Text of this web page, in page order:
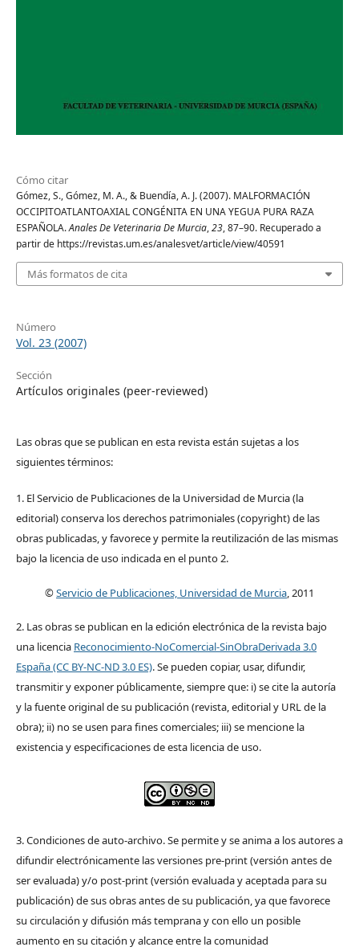
Cómo citar
Gómez, S., Gómez, M. A., & Buendía, A. J. (2007). MALFORMACIÓN
OCCIPITOATLANTOAXIAL CONGÉNITA EN UNA YEGUA PURA RAZA
ESPAÑOLA.Anales De Veterinaria De Murcia,23, 87–90. Recuperado a
partir de https://revistas.um.es/analesvet/article/view/40591
Más formatos de cita
Número
Vol. 23 (2007)
Sección
Artículos originales (peer-reviewed)
Las obras que se publican en esta revista están sujetas a los
siguientes términos:
1. El Servicio de Publicaciones de la Universidad de Murcia (la
editorial) conserva los derechos patrimoniales (copyright) de las
obras publicadas, y favorece y permite la reutilización de las mismas
bajo la licencia de uso indicada en el punto 2.
©Servicio de Publicaciones, Universidad de Murcia, 2011
2. Las obras se publican en la edición electrónica de la revista bajo
una licencia Reconocimiento-NoComercial-SinObraDerivada 3.0
España (CC BY-NC-ND 3.0 ES). Se pueden copiar, usar, difundir,
transmitir y exponer públicamente, siempre que: i) se cite la autoría
y la fuente original de su publicación (revista, editorial y URL de la
obra); ii) no se usen para fines comerciales; iii) se mencione la
existencia y especificaciones de esta licencia de uso.
3. Condiciones de auto-archivo. Se permite y se anima a los autores a
difundir electrónicamente las versiones pre-print (versión antes de
ser evaluada) y/o post-print (versión evaluada y aceptada para su
publicación) de sus obras antes de su publicación, ya que favorece
su circulación y difusión más temprana y con ello un posible
aumento en su citación y alcance entre la comunidad